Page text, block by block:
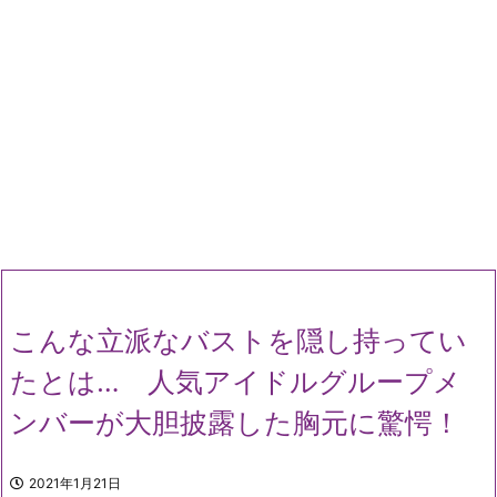
こんな立派なバストを隠し持ってい
たとは… 人気アイドルグループメ
ンバーが大胆披露した胸元に驚愕！
2021年1月21日